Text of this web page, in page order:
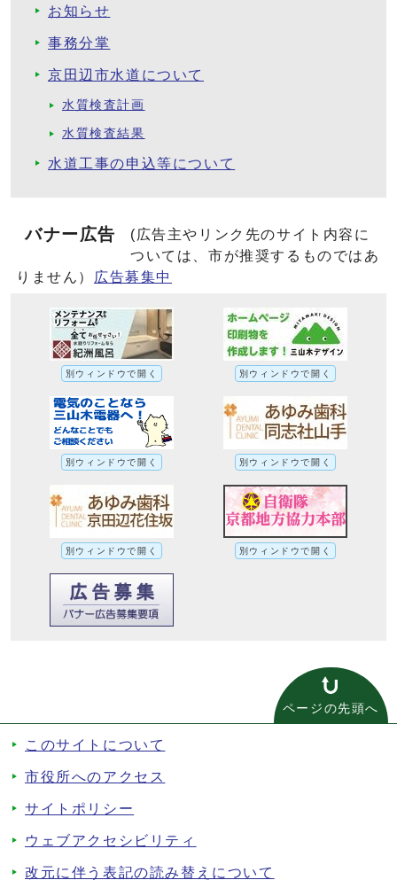
お知らせ
事務分掌
京田辺市水道について
水質検査計画
水質検査結果
水道工事の申込等について
バナー広告
(広告主やリンク先のサイト内容に
ついては、市が推奨するものではあ
りません）
広告募集中
別ウィンドウで開く 別ウィンドウで開く
別ウィンドウで開く 別ウィンドウで開く
別ウィンドウで開く 別ウィンドウで開く
ページの先頭へ
このサイトについて
市役所へのアクセス
サイトポリシー
ウェブアクセシビリティ
改元に伴う表記の読み替えについて